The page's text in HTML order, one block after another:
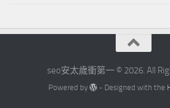
seo安太歲衝第一 © 2026. All
Powered by - Designed with the